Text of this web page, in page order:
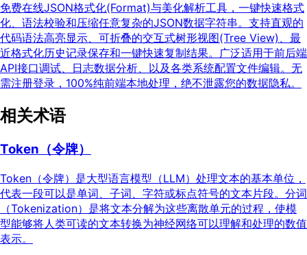
免费在线JSON格式化(Format)与美化解析工具，一键快速格式
化、语法校验和压缩任意复杂的JSON数据字符串。支持直观的
代码语法高亮显示、可折叠的交互式树形视图(Tree View)、最
近格式化历史记录保存和一键快速复制结果。广泛适用于前后端
API接口调试、日志数据分析、以及各类系统配置文件编辑。无
需注册登录，100%纯前端本地处理，绝不泄露您的数据隐私。
相关术语
Token（令牌）
Token（令牌）是大型语言模型（LLM）处理文本的基本单位，
代表一段可以是单词、子词、字符或标点符号的文本片段。分词
（Tokenization）是将文本分解为这些离散单元的过程，使模
型能够将人类可读的文本转换为神经网络可以理解和处理的数值
表示。